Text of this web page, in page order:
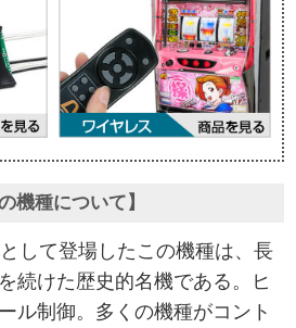
の機種について】
して登場したこの機種は、長
続けた歴史的名機である。ヒ
ル制御。多くの機種がコント